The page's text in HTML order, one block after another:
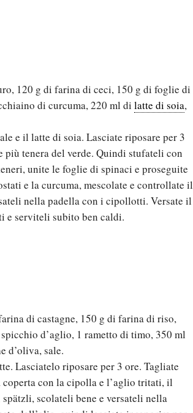
120 g di farina di ceci, 150 g di foglie di
di curcuma, 220 ml di latte di soia,
e il latte di soia. Lasciate riposare per 3
tenera del verde. Quindi stufateli con
unite le foglie di spinaci e proseguite
e la curcuma, mescolate e controllate il
nella padella con i cipollotti. Versate il
e serviteli subito ben caldi.
di castagne, 150 g di farina di riso,
d’aglio, 1 rametto di timo, 350 ml
d’oliva, sale.
Lasciatelo riposare per 3 ore. Tagliate
con la cipolla e l’aglio tritati, il
scolateli bene e versateli nella